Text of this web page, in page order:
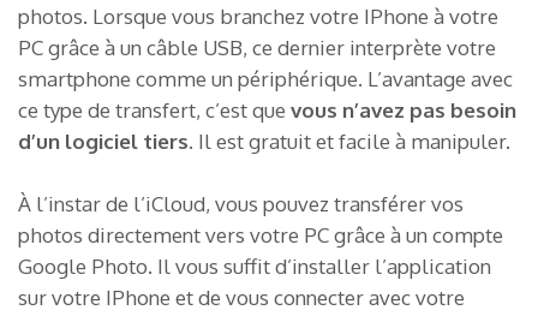
photos. Lorsque vous branchez votre IPhone à votre
PC grâce à un câble USB, ce dernier interprète votre
smartphone comme un périphérique. L’avantage avec
ce type de transfert, c’est que vous n’avez pas besoin
d’un logiciel tiers. Il est gratuit et facile à manipuler.
À l’instar de l’iCloud, vous pouvez transférer vos
photos directement vers votre PC grâce à un compte
Google Photo. Il vous suffit d’installer l’application
sur votre IPhone et de vous connecter avec votre